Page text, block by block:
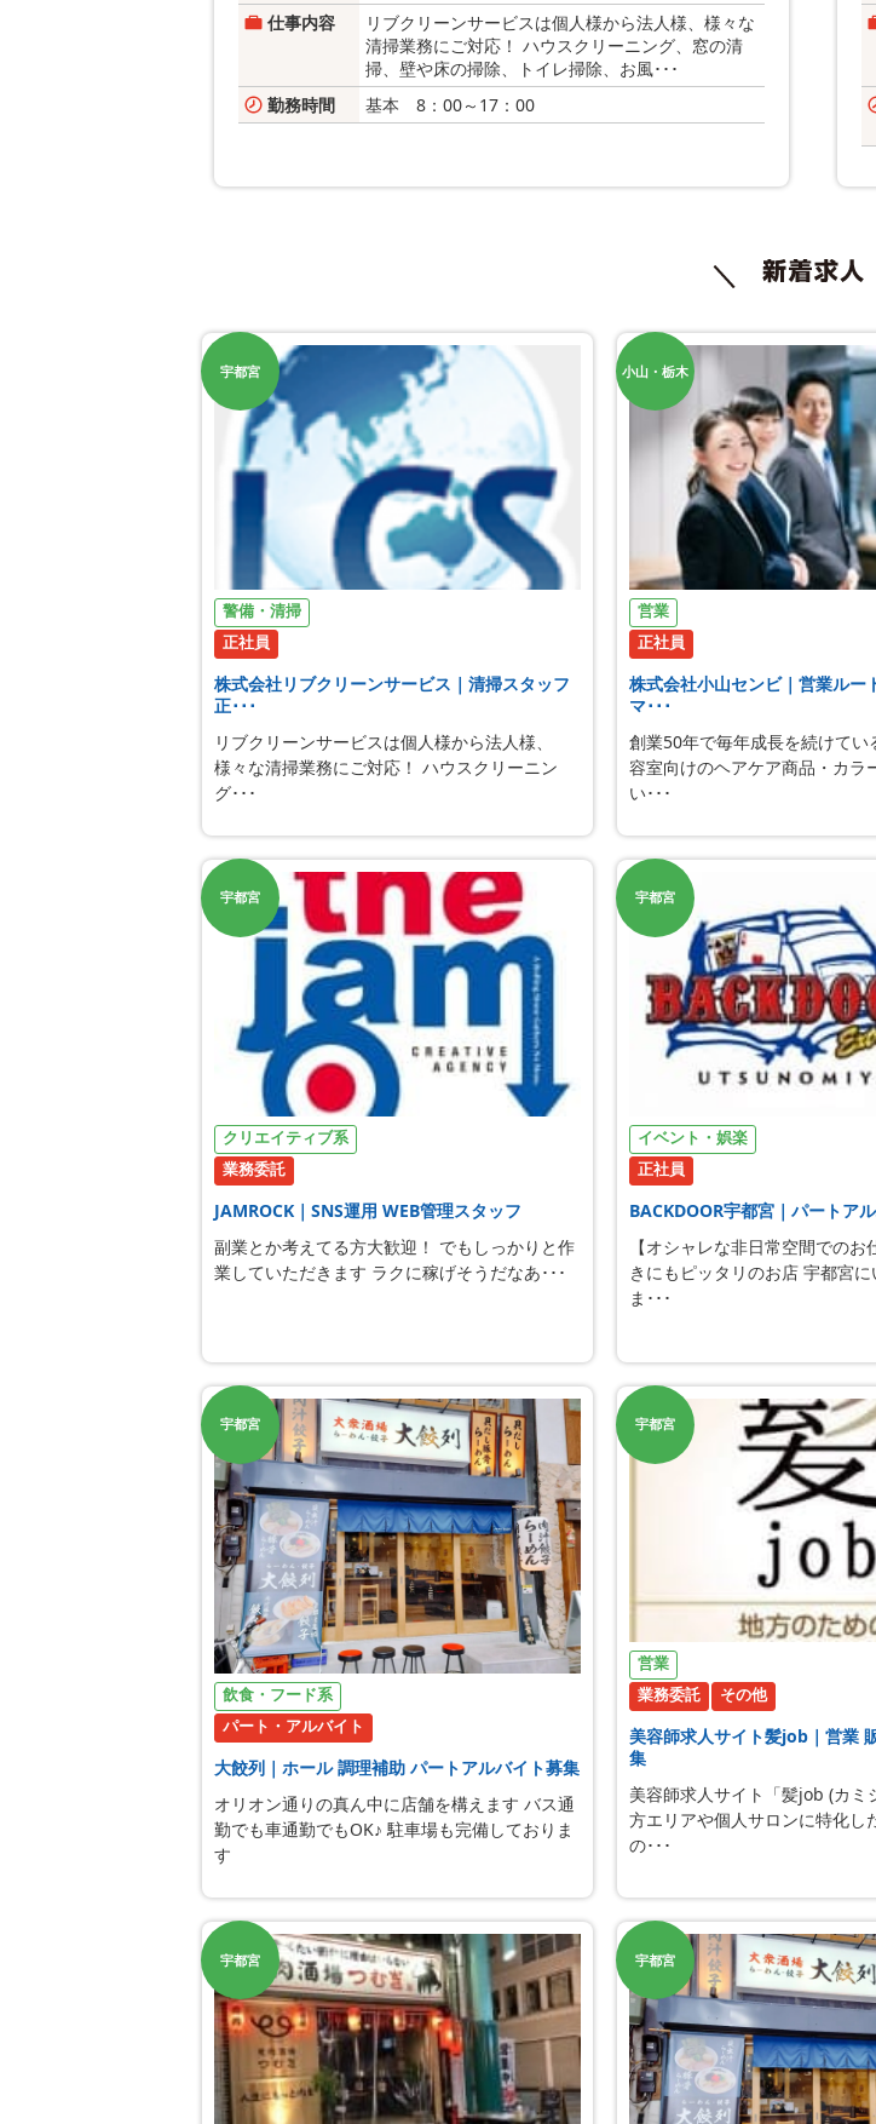
仕事内容
リブクリーンサービスは個人様から法人様、様々な
清掃業務にご対応！ ハウスクリーニング、窓の清
掃、壁や床の掃除、トイレ掃除、お風･･･
勤務時間
基本 8：00～17：00
宇都宮
警備・清掃
正社員
株式会社リブクリーンサービス｜清掃スタッフ
正･･･
リブクリーンサービスは個人様から法人様、
様々な清掃業務にご対応！ ハウスクリーニン
グ･･･
小山・栃木
営業
正社員
株式会社小山センビ｜営業ルー
マ･･･
創業50年で毎年成長を続けてい
容室向けのヘアケア商品・カラ
い･･･
宇都宮
クリエイティブ系
業務委託
JAMROCK｜SNS運用 WEB管理スタッフ
副業とか考えてる方大歓迎！ でもしっかりと作
業していただきます ラクに稼げそうだなあ･･･
宇都宮
イベント・娯楽
正社員
BACKDOOR宇都宮｜パートア
【オシャレな非日常空間での
きにもピッタリのお店 宇都宮に
ま･･･
宇都宮
飲食・フード系
パート・アルバイト
大餃列｜ホール 調理補助 パートアルバイト募集
オリオン通りの真ん中に店舗を構えます バス通
勤でも車通勤でもOK♪ 駐車場も完備しておりま
す
宇都宮
営業
業務委託
その他
美容師求人サイト髪job｜営業
集
美容師求人サイト「髪job (カミ
方エリアや個人サロンに特化し
の･･･
宇都宮 宇都宮